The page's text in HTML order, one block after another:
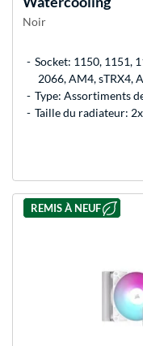
Noir
Socket: 1150, 1151,
2066, AM4, sTRX4,
Type: Assortiments
Taille du radiateur:
REMIS À NEUF